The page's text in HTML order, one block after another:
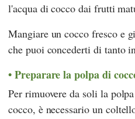
l'acqua di cocco dai frutti
Mangiare un cocco fresco e
che puoi concederti di tanto
Preparare la polpa di
Per rimuovere da soli la
cocco, è necessario un